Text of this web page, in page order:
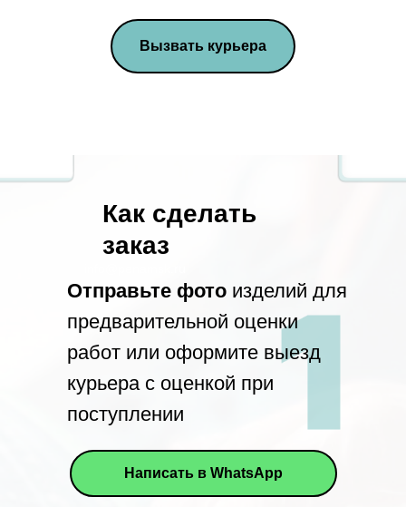
Вызвать курьера
Как сделать
заказ
Отправьте фото изделий для
предварительной оценки
работ или оформите выезд
курьера с оценкой при
поступлении
Написать в WhatsApp